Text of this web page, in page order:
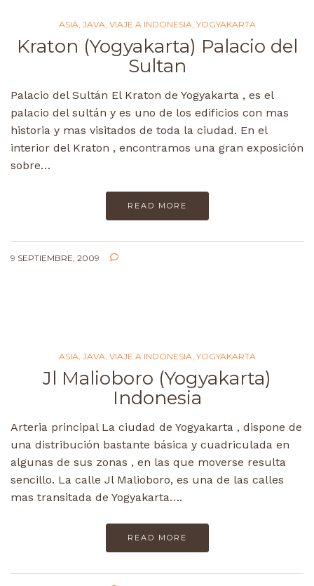
ASIA JAVA VIAJE A INDONESIA YOGYAKARTA
Kraton (Yogyakarta) Palacio del
Sultan
Palacio del Sultán El Kraton de Yogyakarta , es el
palacio del sultán y es uno de los edificios con mas
historia y mas visitados de toda la ciudad. En el
interior del Kraton , encontramos una gran exposición
sobre…
READ MORE
9 SEPTIEMBRE, 2009
ASIA JAVA VIAJE A INDONESIA YOGYAKARTA
Jl Malioboro (Yogyakarta)
Indonesia
Arteria principal La ciudad de Yogyakarta , dispone de
una distribución bastante básica y cuadriculada en
algunas de sus zonas , en las que moverse resulta
sencillo. La calle Jl Malioboro, es una de las calles
mas transitada de Yogyakarta….
READ MORE